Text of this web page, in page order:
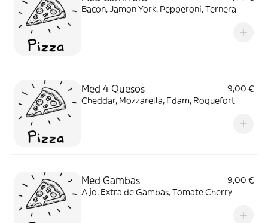
Bacon, Jamon York, Pepperoni, Ternera
Med 4 Quesos
9,00 €
Cheddar, Mozzarella, Edam, Roquefort
Med Gambas
9,00 €
Ajo, Extra de Gambas, Tomate Cherry